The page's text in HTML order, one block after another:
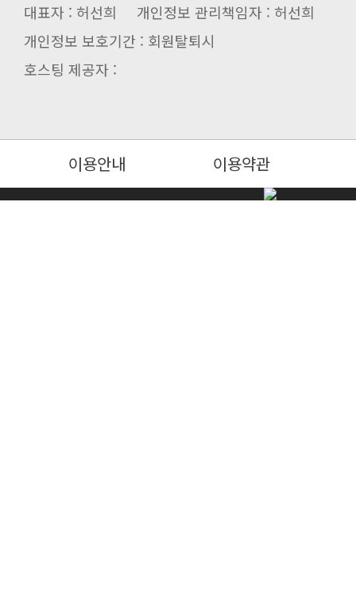
대표자 : 허선희 개인정보 관리책임자 : 허선희
개인정보 보호기간 : 회원탈퇴시
호스팅 제공자 :
이용안내 이용약관